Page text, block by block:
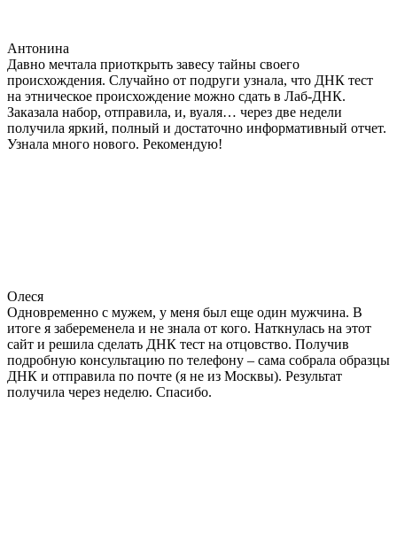
Антонина
Давно мечтала приоткрыть завесу тайны своего
происхождения. Случайно от подруги узнала, что ДНК тест
на этническое происхождение можно сдать в Лаб-ДНК.
Заказала набор, отправила, и, вуаля… через две недели
получила яркий, полный и достаточно информативный отчет.
Узнала много нового. Рекомендую!
Олеся
Одновременно с мужем, у меня был еще один мужчина. В
итоге я забеременела и не знала от кого. Наткнулась на этот
сайт и решила сделать ДНК тест на отцовство. Получив
подробную консультацию по телефону – сама собрала образцы
ДНК и отправила по почте (я не из Москвы). Результат
получила через неделю. Спасибо.